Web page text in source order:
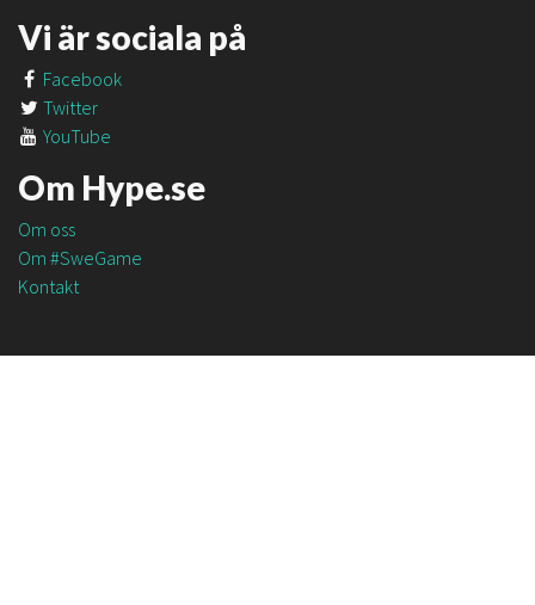
Vi är sociala på
Facebook
Twitter
YouTube
Om Hype.se
Om oss
Om #SweGame
Kontakt